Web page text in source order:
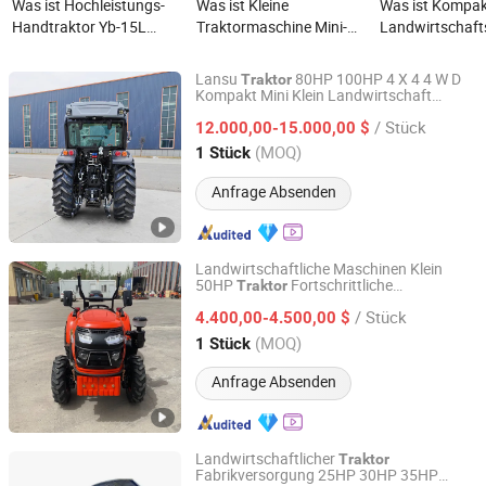
Was ist Hochleistungs-
Handtraktor Yb-15L
landwirtschaftliche
Maschinen Fräse
Leistungsausrüstung
kleiner Traktor
Was ist Kleine
Traktormaschine Mini-
4WD 30 PS-Traktor
TA304 Serie Radtraktor
Was ist
für kleine
Lansu Traktor 80HP 100HP 4 X 4 4 W D
Kompakt Mini Klein Landwirtschaft
O Sprühgerät Landwirtschaftlicher
Traktor Landwirtschaft
Nutzung Arbeit
12.000,00-15.000,00 $ / Stück
1 Stück (MOQ)
Anfrage Absenden
Yantai Lansu Measurement And Control Instrument Co.,
Ltd.
Shandong, China Seit 2021
Landwirtschaftliche Maschinen Klein
50HPTraktor Fortschrittliche
innovativer Lösungen für moderne
Landwirtschaft Mini-
4.400,00-4.500,00 $ / Stück
1 Stück (MOQ)
Anfrage Absenden
Weifang Haichuan Heavy Industry Co., Ltd.
Shandong, China Seit 2024
LandwirtschaftlicherTraktor
Fabrikversorgung 25HP 30HP 35HP